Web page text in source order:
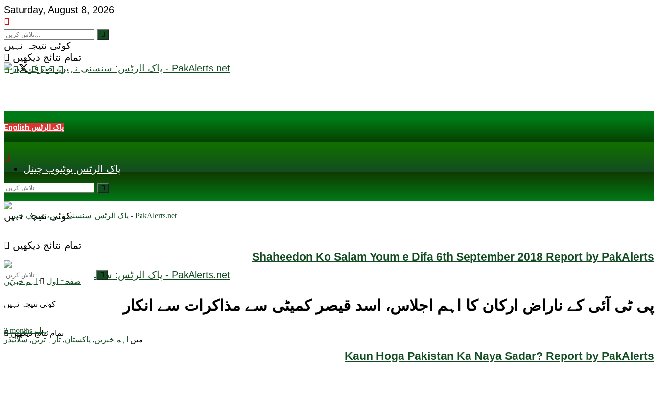
Saturday, August 8, 2026
کوئی نتیجہ نہیں
تمام نتائج دیکھیں
English پاک الرٹس
پاک الرٹس یوٹیوب چینل
Shaheedon Ko Salam Youm e Difa 6th September 2018 Report by PakAlerts
Kaun Hoga Pakistan Ka Naya Sadar? Report by PakAlerts
کوئی نتیجہ نہیں
تمام نتائج دیکھیں
کوئی نتیجہ نہیں
تمام نتائج دیکھیں
صفحہ اول اہم خبریں
پی ٹی آئی کے ناراض ارکان کا اہم اجلاس، اسد قیصر کمیٹی سے مذاکرات سے انکار
2 months پہلے
میں
اہم خبریں, پاکستان, تازہ ترین,سلائیڈر